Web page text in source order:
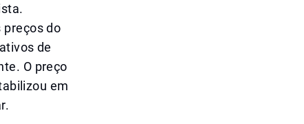
preços do
de
O preço
em